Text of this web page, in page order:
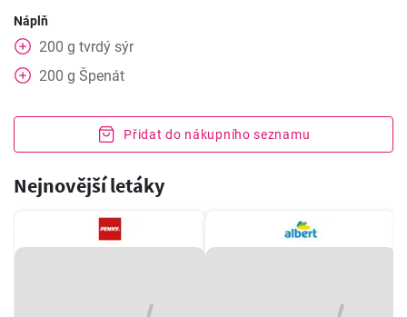
Náplň
200 g tvrdý sýr
200 g Špenát
Přidat do nákupního seznamu
Nejnovější letáky